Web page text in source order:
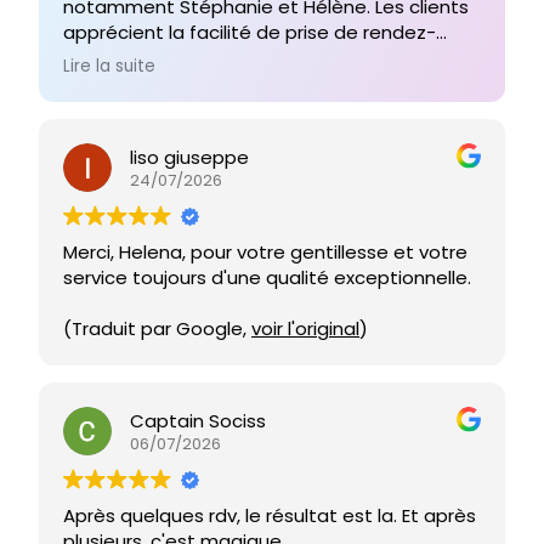
notamment Stéphanie et Hélène. Les clients
apprécient la facilité de prise de rendez-
vous, l'emplacement central et
fait se sentir à l'aise et compris. L'efficacité
contribuent à la satisfaction générale, avec
d'ardentes recommandations de nombreux
utilisateurs.
Lire la suite
liso giuseppe
24/07/2026
Merci, Helena, pour votre gentillesse et votre
service toujours d'une qualité exceptionnelle.
(Traduit par Google,voir l'original)
Captain Sociss
06/07/2026
Après quelques rdv, le résultat est la. Et après